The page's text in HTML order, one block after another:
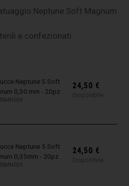
Neptune Soft Magnum
e confezionati
Neptune 5 Soft
0,30 mm - 20pz
24,50 €
Disponibile
Neptune 5 Soft
0,35mm - 20pz
24,50 €
Disponibile